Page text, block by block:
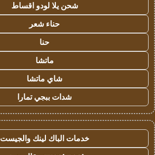
شحن يلا لودو اقساط
حناء شعر
حنا
ماتشا
شاي ماتشا
شدات ببجي تمارا
خدمات الباك لينك والجيست